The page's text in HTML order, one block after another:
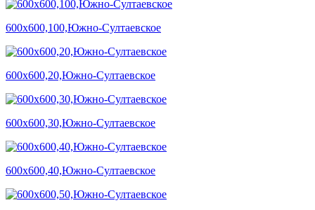
600х600,100,Южно-Султаевское
600х600,20,Южно-Султаевское
600х600,30,Южно-Султаевское
600х600,40,Южно-Султаевское